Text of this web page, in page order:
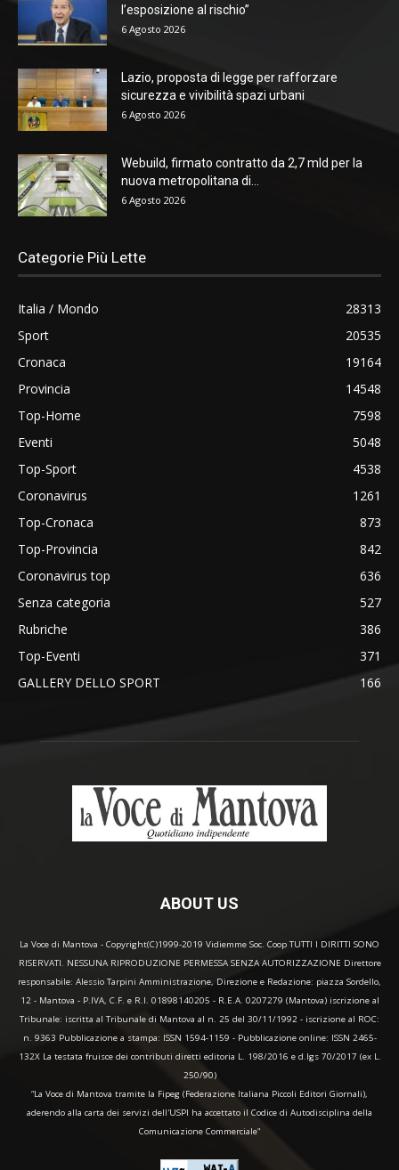
l’esposizione al rischio”
6 Agosto 2026
Lazio, proposta di legge per rafforzare
sicurezza e vivibilità spazi urbani
6 Agosto 2026
Webuild, firmato contratto da 2,7 mld per la
nuova metropolitana di...
6 Agosto 2026
Categorie Più Lette
Italia / Mondo
28313
Sport
20535
Cronaca
19164
Provincia
14548
Top-Home
7598
Eventi
5048
Top-Sport
4538
Coronavirus
1261
Top-Cronaca
873
Top-Provincia
842
Coronavirus top
636
Senza categoria
527
Rubriche
386
Top-Eventi
371
GALLERY DELLO SPORT
166
ABOUT US
La Voce di Mantova - Copyright(C)1999-2019 Vidiemme Soc. Coop TUTTI I DIRITTI SONO
RISERVATI. NESSUNA RIPRODUZIONE PERMESSA SENZA AUTORIZZAZIONE Direttore
responsabile: Alessio Tarpini Amministrazione, Direzione e Redazione: piazza Sordello,
12 - Mantova - P.IVA, C.F. e R.I. 01898140205 - R.E.A. 0207279 (Mantova) iscrizione al
Tribunale: iscritta al Tribunale di Mantova al n. 25 del 30/11/1992 - iscrizione al ROC:
n. 9363 Pubblicazione a stampa: ISSN 1594-1159 - Pubblicazione online: ISSN 2465-
132X La testata fruisce dei contributi diretti editoria L. 198/2016 e d.lgs 70/2017 (ex L.
250/90)
“La Voce di Mantova tramite la Fipeg (Federazione Italiana Piccoli Editori Giornali),
aderendo alla carta dei servizi dell'USPI ha accettato il Codice di Autodisciplina della
Comunicazione Commerciale"